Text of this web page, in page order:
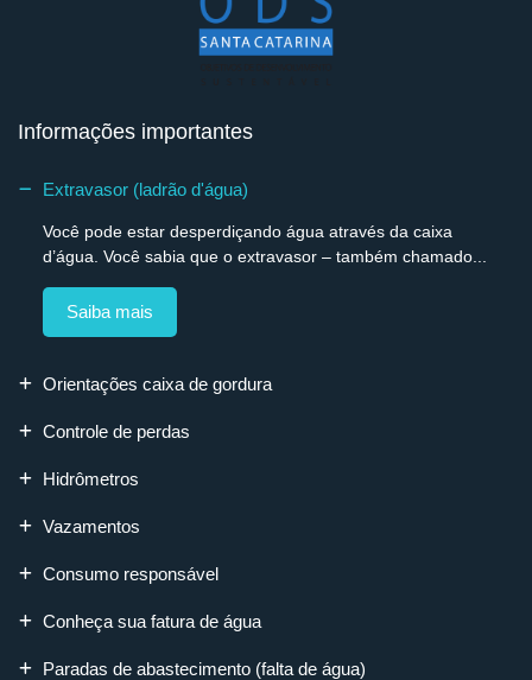
Informações importantes
Extravasor (ladrão d'água)
Você pode estar desperdiçando água através da caixa
d’água. Você sabia que o extravasor – também chamado...
Saiba mais
Orientações caixa de gordura
Controle de perdas
Hidrômetros
Vazamentos
Consumo responsável
Conheça sua fatura de água
Paradas de abastecimento (falta de água)